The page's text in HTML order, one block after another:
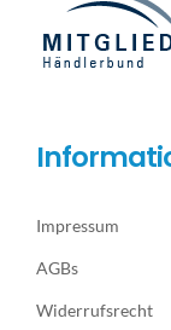
Impressum
AGBs
Widerrufsrecht